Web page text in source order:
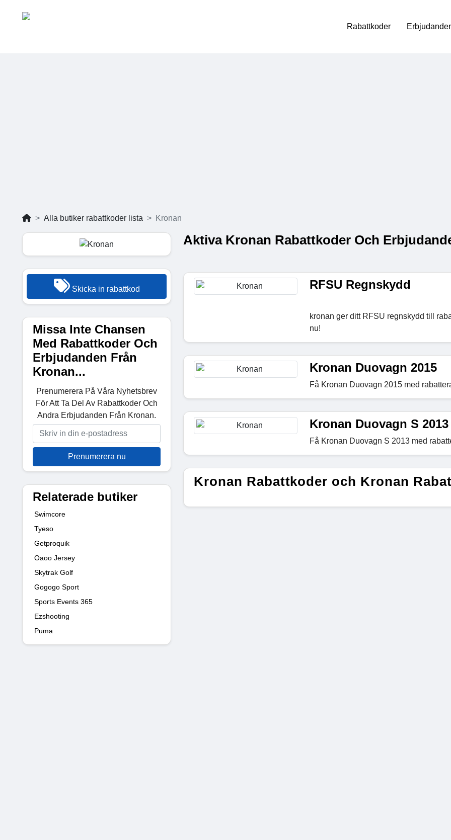
Rabattkoder
Alla butiker rabattkoder lista Kronan
Skicka in rabattkod
Missa Inte Chansen
Med Rabattkoder Och
Erbjudanden Från
Kronan...
Prenumerera På Våra Nyhetsbrev
För Att Ta Del Av Rabattkoder Och
Andra Erbjudanden Från Kronan.
Prenumerera nu
Relaterade butiker
Swimcore
Tyeso
Getproquik
Oaoo Jersey
Skytrak Golf
Gogogo Sport
Sports Events 365
Ezshooting
Puma
Aktiva Kronan Rabattkoder Och
RFSU Regnskydd
kronan ger ditt RFSU regnskydd till
nu!
Kronan Duovagn 2015
Få Kronan Duovagn 2015 med
Kronan Duovagn S 2013
Få Kronan Duovagn S 2013 med
Kronan Rabattkoder och Kronan